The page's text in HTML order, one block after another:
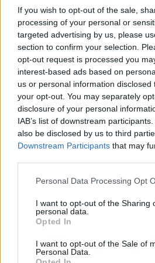
If you wish to opt-out of the sale,
processing of your personal or
targeted advertising by us, please
section to confirm your selection.
opt-out request is processed you
interest-based ads based on
us or personal information
your opt-out. You may separately
disclosure of your personal
IAB’s list of downstream
also be disclosed by us to third
Downstream Participants that may
Please note that this website/app
not limited to your visit or usage
grant or deny consent to Google
use your data for below specified
consent section.
Personal Data Processing Opt
I want to opt-out of the Sharing
personal data.
Opted In
I want to opt-out of the Sale of
Personal Data.
cringe'owa; cringe'ową;
cringe'owej; cringe'owemu;
cringe'owych; cringe'owym;
formy zaprzeczone:
niecringe'owa; niecringe'ową;
niecringe'owego; niecringe'owej;
niecringe'owi; niecringe'owy;
niecringe'owym; niecringe'owymi